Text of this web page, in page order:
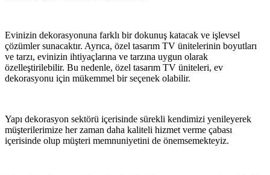
Evinizin dekorasyonuna farklı bir dokunuş katacak ve işlevsel
çözümler sunacaktır. Ayrıca, özel tasarım TV ünitelerinin boyutları
ve tarzı, evinizin ihtiyaçlarına ve tarzına uygun olarak
özelleştirilebilir. Bu nedenle, özel tasarım TV üniteleri, ev
dekorasyonu için mükemmel bir seçenek olabilir.
Yapı dekorasyon sektörü içerisinde sürekli kendimizi yenileyerek
müşterilerimize her zaman daha kaliteli hizmet verme çabası
içerisinde olup müşteri memnuniyetini de önemsemekteyiz.